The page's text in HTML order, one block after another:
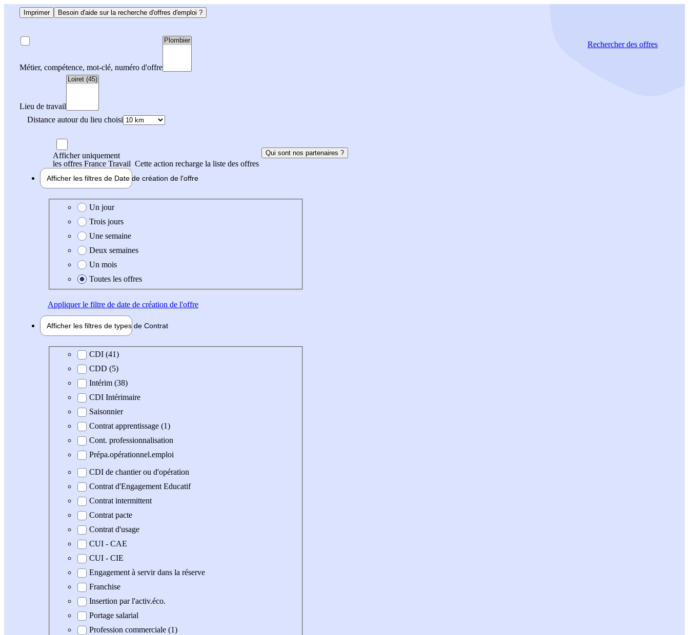
Imprimer Besoin d'aide sur la recherche d'offres d'emploi ?
Métier, compétence, mot-clé, numéro d'offre
Lieu de travail
Distance autour du lieu choisi
Rechercherdes offres
Afficher uniquement
les offres France Travail Cette action recharge la liste des offres
Qui sont nos partenaires ?
Afficher les filtres de Date de création de l'offre
Date de création de l'offre
Un jour
Trois jours
Une semaine
Deux semaines
Un mois
Toutes les offres
Appliquerle filtre de date de création de l'offre
Afficher les filtres de types de Contrat
Type de contratCDI (41)
CDD (5)
Intérim (38)
CDI Intérimaire
Saisonnier
Contrat apprentissage (1)
Cont. professionnalisation
Prépa.opérationnel.emploi
CDI de chantier ou d'opération
Contrat d'Engagement Educatif
Contrat intermittent
Contrat pacte
Contrat d'usage
CUI - CAE
CUI - CIE
Engagement à servir dans la réserve
Franchise
Insertion par l'activ.éco.
Portage salarial
Profession commerciale (1)